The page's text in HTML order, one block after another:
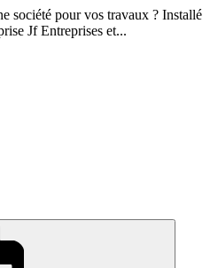
société pour vos travaux ? Installé
Jf Entreprises et...